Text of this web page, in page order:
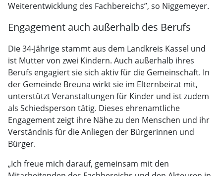
Weiterentwicklung des Fachbereichs”, so Niggemeyer.
Engagement auch außerhalb des Berufs
Die 34-Jährige stammt aus dem Landkreis Kassel und
ist Mutter von zwei Kindern. Auch außerhalb ihres
Berufs engagiert sie sich aktiv für die Gemeinschaft. In
der Gemeinde Breuna wirkt sie im Elternbeirat mit,
unterstützt Veranstaltungen für Kinder und ist zudem
als Schiedsperson tätig. Dieses ehrenamtliche
Engagement zeigt ihre Nähe zu den Menschen und ihr
Verständnis für die Anliegen der Bürgerinnen und
Bürger.
„Ich freue mich darauf, gemeinsam mit den